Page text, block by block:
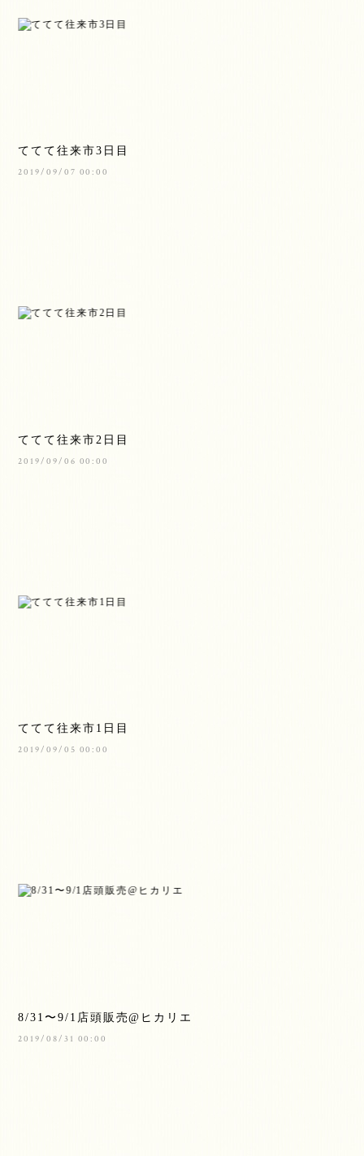
ててて往来市3日目
2019/09/07 00:00
ててて往来市2日目
2019/09/06 00:00
ててて往来市1日目
2019/09/05 00:00
8/31〜9/1店頭販売@ヒカリエ
2019/08/31 00:00